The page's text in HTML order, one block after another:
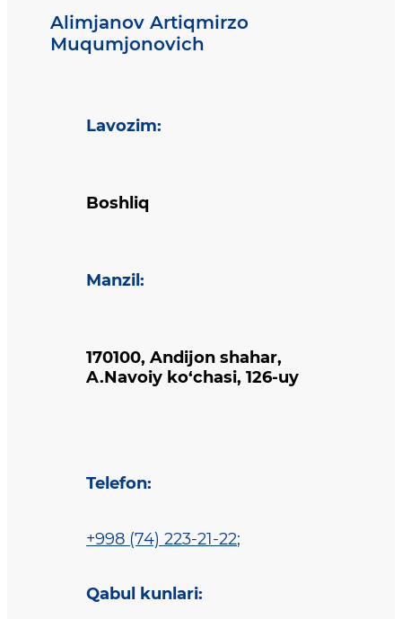
Alimjanov Artiqmirzo
Muqumjonovich
Lavozim:
Boshliq
Manzil :
170100, Andijon shahar,
A.Navoiy ko‘chasi, 126-uy
Telefon:
+998 (74) 223-21-22;
Qabul kunlari: